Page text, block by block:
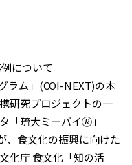
について
ラム」(COI-NEXT)の本
研究プロジェクトの一
「琉大ミーバイ🄬」
、食文化の振興に向けた
化庁 食文化「知の活